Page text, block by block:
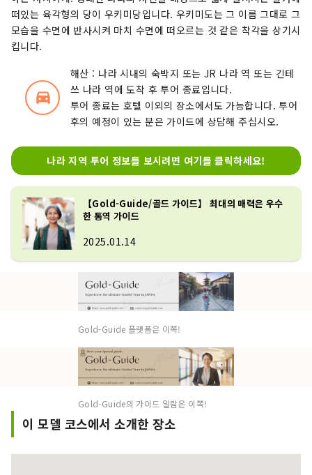
떠있는 육각형의 당이 우키미당입니다. 우키미도는 그 이름 그대로 그
모습을 수면에 반사시켜 마치 수면에 떠오르는 것 같은 착각을 상기시
킵니다.
directions_car_filled
해산 : 나라 시내의 숙박지 또는 JR 나라 역 또는 긴테
쓰 나라 역에 도착 후 투어 종료입니다.
투어 종료는 호텔 이외의 장소에서도 가능합니다. 투어
후의 예정이 있는 분은 가이드에 상담해 주십시오.
나라 지역 투어 정보를 보시려면 여기를 클릭하세요!
【Gold-Guide/골드 가이드】 최대의 매력은 우수
한 통역 가이드
2025.01.14
Gold-Guide 플랫폼은 이쪽!
Gold-Guide의 가이드 일람은 이쪽!
이 모델 코스에서 소개한 장소